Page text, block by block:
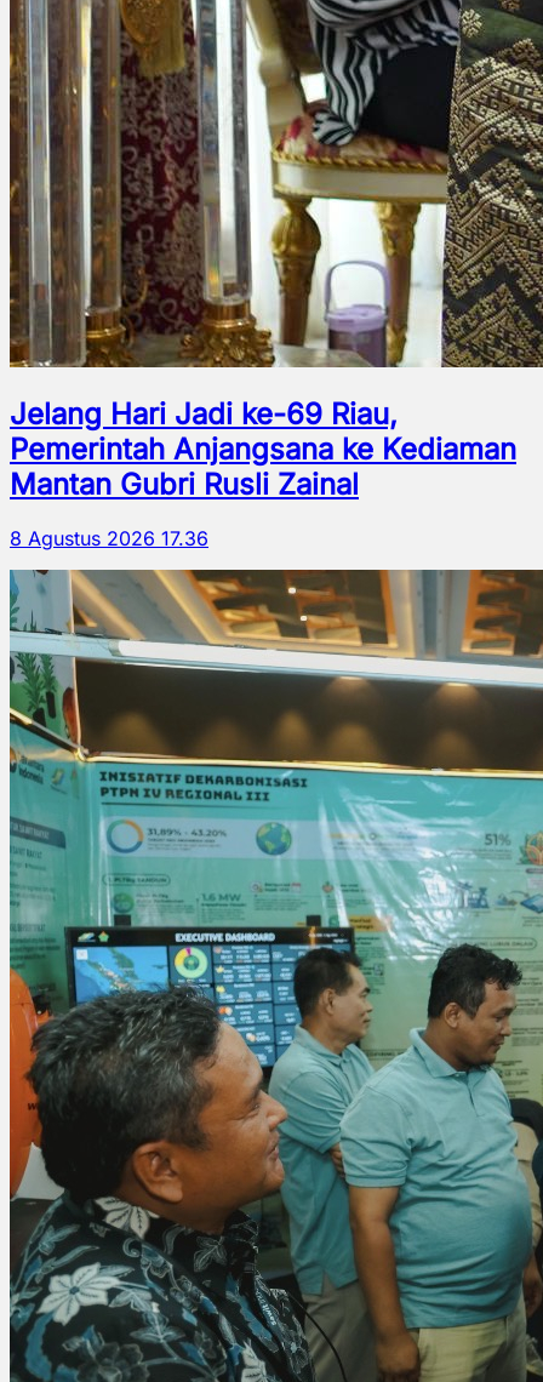
Jelang Hari Jadi ke-69 Riau,
Pemerintah Anjangsana ke Kediaman
Mantan Gubri Rusli Zainal
8 Agustus 2026 17.36